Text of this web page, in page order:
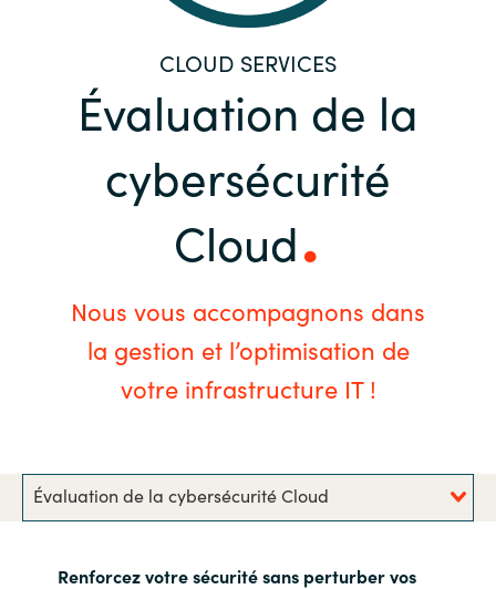
Bulgaria
Estonia
Finland
France
Germany
Iceland
Nous contacter
Carrières
Évaluation de la
cybersécurité
Cloud
CLOUD SERVICES
Nous vous accompagnons dans
la gestion et l’optimisation de
votre infrastructure IT !
Évaluation de la cybersécurité Cloud
Renforcez votre sécurité sans perturber vos